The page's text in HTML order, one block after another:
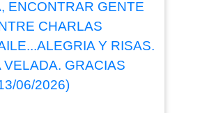
ENCONTRAR GENTE
CHARLAS
Y RISAS.
VELADA. GRACIAS
06/2026)